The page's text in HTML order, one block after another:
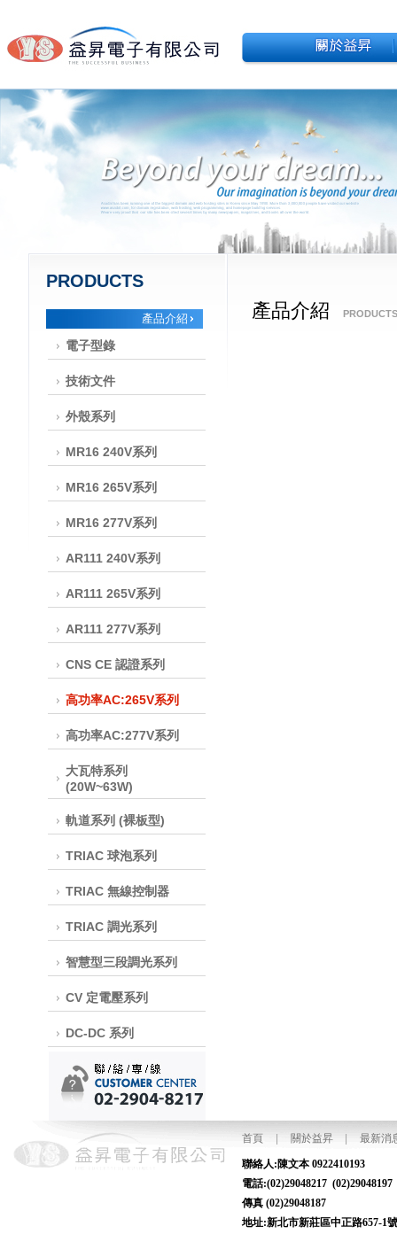
PRODUCTS
產品介紹
電子型錄
技術文件
外殼系列
MR16 240V系列
MR16 265V系列
MR16 277V系列
AR111 240V系列
AR111 265V系列
AR111 277V系列
CNS CE 認證系列
高功率AC:265V系列
高功率AC:277V系列
大瓦特系列
(20W~63W)
軌道系列 (裸板型)
TRIAC 球泡系列
TRIAC 無線控制器
TRIAC 調光系列
智慧型三段調光系列
CV 定電壓系列
DC-DC 系列
產品介紹 PRODUCTS
首頁 關於益昇|最新消
聯絡人:陳
電話:(02)29048217
傳真 (02)29048187
地址:新北市新莊區中正